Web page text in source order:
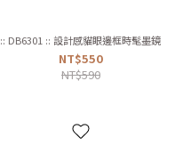
:: DB6301 :: 設計感貓眼邊框時髦墨鏡
NT$550
NT$590